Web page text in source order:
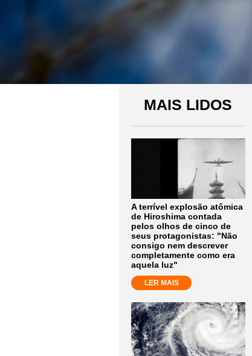
MAIS LIDOS
A terrível explosão atômica
de Hiroshima contada
pelos olhos de cinco de
seus protagonistas: "Não
consigo nem descrever
completamente como era
aquela luz"
LER MAIS